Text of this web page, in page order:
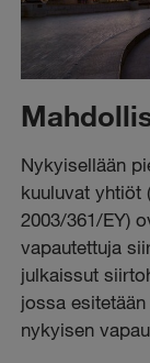
Nykyisellään
kuuluvat yhtiöt
2003/361/EY)
vapautettuja
julkaissut
jossa
nykyisen